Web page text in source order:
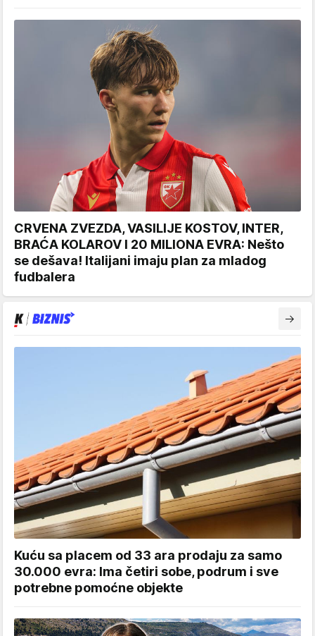
CRVENA ZVEZDA, VASILIJE KOSTOV, INTER,
BRAĆA KOLAROV I 20 MILIONA EVRA: Nešto
se dešava! Italijani imaju plan za mladog
fudbalera
Kuću sa placem od 33 ara prodaju za samo
30.000 evra: Ima četiri sobe, podrum i sve
potrebne pomoćne objekte